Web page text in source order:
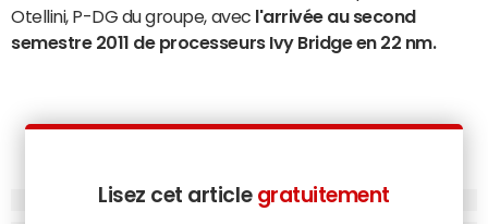
Otellini, P-DG du groupe, avec l'arrivée au second
semestre 2011 de processeurs Ivy Bridge en 22 nm.
Lisez cet article gratuitement